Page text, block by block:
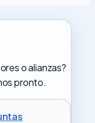
o alianzas?
pronto.